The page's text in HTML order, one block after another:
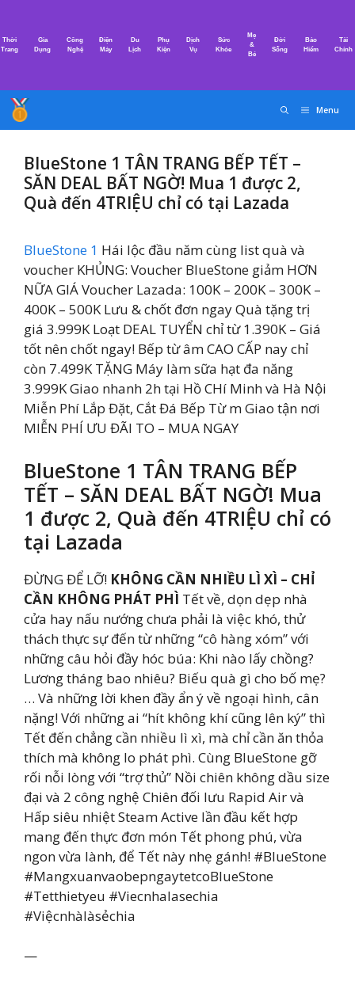
nội
Thời
Trang
Gia
Dụng
Công
Nghệ
Điện
Máy
Du
Lịch
Phụ
Kiện
Dịch
Vụ
Sức
Khỏe
Mẹ
&
Bé
Đời
Sống
Bảo
Hiểm
Tài
Chính
Menu
BlueStone 1 TÂN TRANG BẾP TẾT –
SĂN DEAL BẤT NGỜ! Mua 1 được 2,
Quà đến 4TRIỆU chỉ có tại Lazada
BlueStone 1 Hái lộc đầu năm cùng list quà và
voucher KHỦNG: Voucher BlueStone giảm HƠN
NỮA GIÁ Voucher Lazada: 100K – 200K – 300K –
400K – 500K Lưu & chốt đơn ngay Quà tặng trị
giá 3.999K Loạt DEAL TUYỂN chỉ từ 1.390K – Giá
tốt nên chốt ngay! Bếp từ âm CAO CẤP nay chỉ
còn 7.499K TẶNG Máy làm sữa hạt đa năng
3.999K Giao nhanh 2h tại Hồ CHí Minh và Hà Nội
Miễn Phí Lắp Đặt, Cắt Đá Bếp Từ m Giao tận nơi
MIỄN PHÍ ƯU ĐÃI TO – MUA NGAY
BlueStone 1 TÂN TRANG BẾP
TẾT – SĂN DEAL BẤT NGỜ! Mua
1 được 2, Quà đến 4TRIỆU chỉ có
tại Lazada
ĐỪNG ĐỂ LỠ! KHÔNG CẦN NHIỀU LÌ XÌ – CHỈ
CẦN KHÔNG PHÁT PHÌ Tết về, dọn dẹp nhà
cửa hay nấu nướng chưa phải là việc khó, thử
thách thực sự đến từ những “cô hàng xóm” với
những câu hỏi đầy hóc búa: Khi nào lấy chồng?
Lương tháng bao nhiêu? Biếu quà gì cho bố mẹ?
… Và những lời khen đầy ẩn ý về ngoại hình, cân
nặng! Với những ai “hít không khí cũng lên ký” thì
Tết đến chẳng cần nhiều lì xì, mà chỉ cần ăn thỏa
thích mà không lo phát phì. Cùng BlueStone gỡ
rối nỗi lòng với “trợ thủ” Nồi chiên không dầu size
đại và 2 công nghệ Chiên đối lưu Rapid Air và
Hấp siêu nhiệt Steam Active lần đầu kết hợp
mang đến thực đơn món Tết phong phú, vừa
ngon vừa lành, để Tết này nhẹ gánh! #BlueStone
#MangxuanvaobepngaytetcoBlueStone
#Tetthietyeu #Viecnhalasechia
#Việcnhàlàsẻchia
—